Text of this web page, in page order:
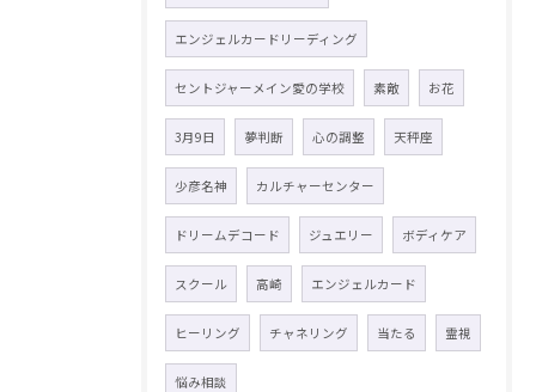
エンジェルカードリーディング
セントジャーメイン愛の学校 素敵 お花
3月9日 夢判断 心の調整 天秤座
少彦名神 カルチャーセンター
ドリームデコード ジュエリー ボディケア
スクール 高崎 エンジェルカード
ヒーリング チャネリング 当たる 霊視
悩み相談